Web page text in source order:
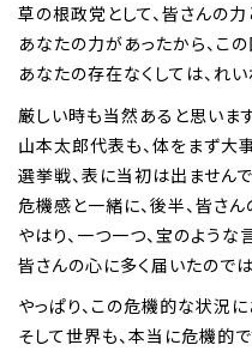
草の根政党として、皆さんの力
あなたの力があったから、この
あなたの存在なくしては、れ
厳しい時も当然あると思います
山本太郎代表も、体をまず大
選挙戦、表に当初は出ません
危機感と一緒に、後半、皆さ
やはり、一つ一つ、宝のような
皆さんの心に多く届いたので
やっぱり、この危機的な状況
そして世界も、本当に危機的で